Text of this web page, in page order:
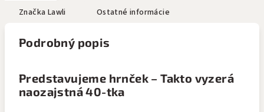
Značka Lawli Ostatné informácie
Podrobný popis
Predstavujeme hrnček – Takto vyzerá
naozajstná 40-tka